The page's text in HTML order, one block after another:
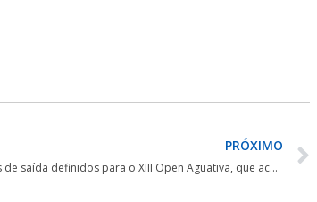
PRÓXIMO
Horários de saída definidos para o XIII Open Aguativa, que acontece neste final de semana